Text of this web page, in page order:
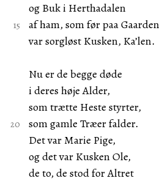
og Buk i Herthadalen
af ham, som før paa Gaarden
var sorgløst Kusken, Ka’len.
Nu er de begge døde
i deres høje Alder,
som trætte Heste styrter,
som gamle Træer falder.
Det var Marie Pige,
og det var Kusken Ole,
de to, de stod for Altret